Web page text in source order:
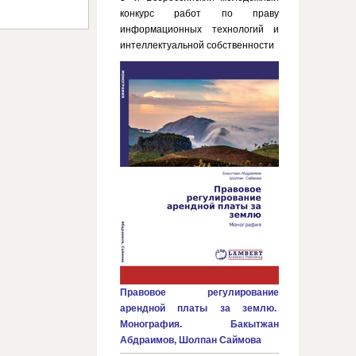
конкурс работ по праву
информационных технологий и
интеллектуальной собственности
Правовое регулирование
арендной платы за землю.
Монография. Бакытжан
Абдраимов, Шолпан Саймова